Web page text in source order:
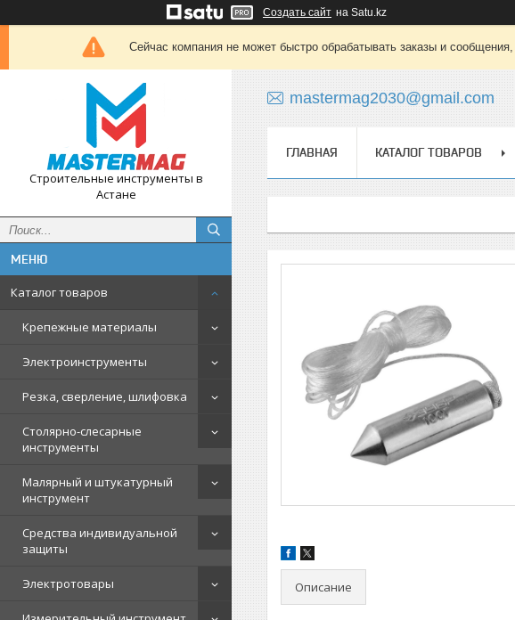
Создать сайт на Satu.kz
Сейчас компания не может быстро обрабатывать заказы и
Строительные инструменты в
Астане
Каталог товаров
Крепежные материалы
Электроинструменты
Резка, сверление, шлифовка
Столярно-слесарные
инструменты
Малярный и штукатурный
инструмент
Средства индивидуальной
защиты
Электротовары
mastermag2030@gmail.com
ГЛАВНАЯ КАТАЛОГ ТОВАРОВ
Описание